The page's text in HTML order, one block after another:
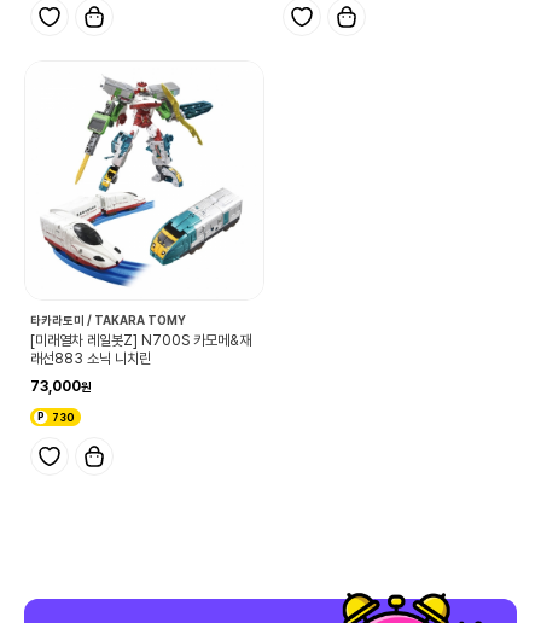
타카라토미 / TAKARA TOMY
[미래열차 레일봇Z] N700S 카모메&재
래선883 소닉 니치린
73,000
730